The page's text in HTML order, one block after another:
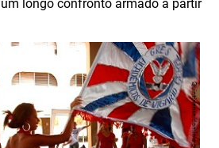
longo confronto armado a partir